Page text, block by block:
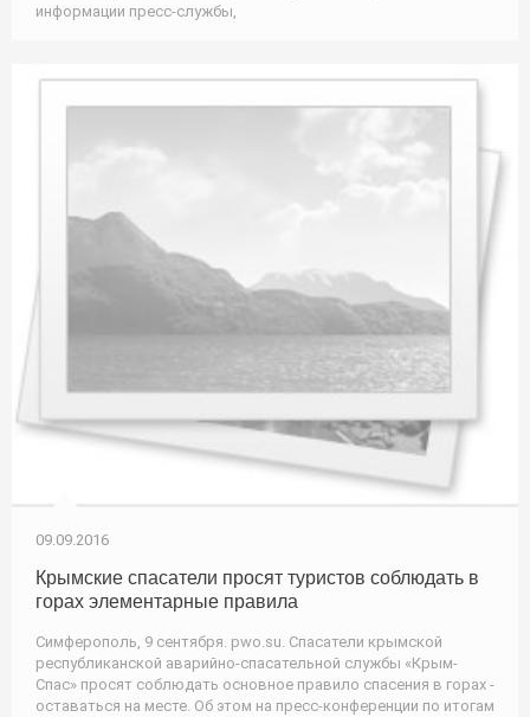
информации пресс-службы,
09.09.2016
Крымские спасатели просят туристов соблюдать в
горах элементарные правила
Симферополь, 9 сентября. pwo.su. Спасатели крымской
республиканской аварийно-спасательной службы «Крым-
Спас» просят соблюдать основное правило спасения в горах -
оставаться на месте. Об этом на пресс-конференции по итогам